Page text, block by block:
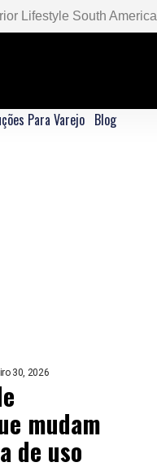
Lifestyle South America
Para Varejo Blog
30, 2026
mudam
de uso